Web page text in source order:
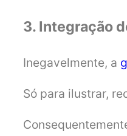
3. Integração
Inegavelmente, a
Só para ilustrar,